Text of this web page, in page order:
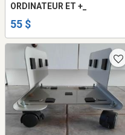
ORDINATEUR ET +_
55 $